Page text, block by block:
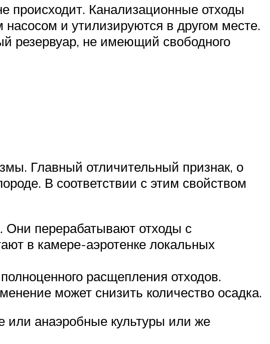
происходит. Канализационные отходы
и утилизируются в другом месте.
резервуар, не имеющий свободного
Главный отличительный признак, о
В соответствии с этим свойством
Они перерабатывают отходы с
в камере-аэротенке локальных
расщепления отходов.
может снизить количество осадка.
или анаэробные культуры или же